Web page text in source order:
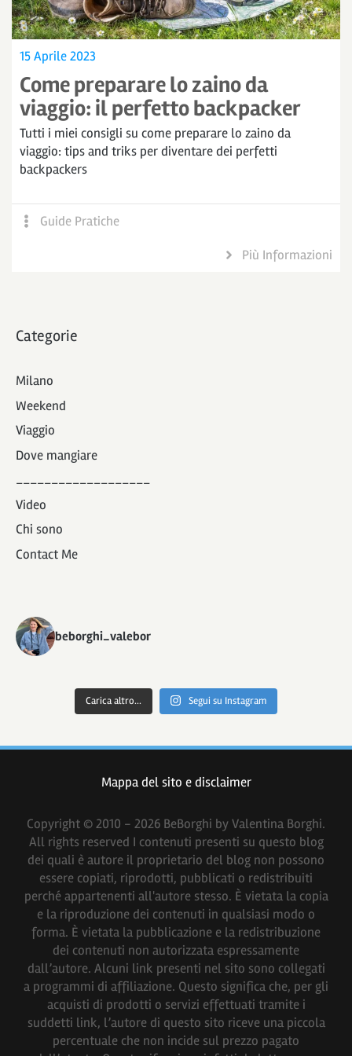
15 Aprile 2023
Come preparare lo zaino da
viaggio: il perfetto backpacker
Tutti i miei consigli su come preparare lo zaino da
viaggio: tips and triks per diventare dei perfetti
backpackers
Guide Pratiche
Più Informazioni
Categorie
Milano
Weekend
Viaggio
Dove mangiare
___________________
Video
Chi sono
Contact Me
beborghi_valebor
Carica altro... Segui su Instagram
Mappa del sito e disclaimer
Copyright © 2010 - 2026 BeBorghi by Valentina Borghi.
All rights reserved I contenuti presenti su questo blog
dei quali è autore il proprietario del blog non possono
essere copiati, riprodotti, pubblicati o redistribuiti
perché appartenenti all'autore stesso. È vietata la copia
e la riproduzione dei contenuti in qualsiasi modo o
forma. È vietata la pubblicazione e la redistribuzione
dei contenuti non autorizzata espressamente
dall’autore. Alcuni link presenti nel sito sono collegati
a programmi di affiliazione. Questo significa che, per gli
acquisti di prodotti o servizi effettuati tramite i
suddetti link, l’autore di questo sito riceve una piccola
percentuale che non incide sul prezzo pagato